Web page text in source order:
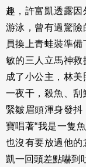
趣，許富凱透露
游泳，曾有過驚
員換上青蛙裝準
敏的三人立馬神
成了小公主，林
一夜干，殺魚、
緊皺眉頭渾身發
寶唱著“我是一隻
也沒有要放過他的
凱一回頭差點嚇到